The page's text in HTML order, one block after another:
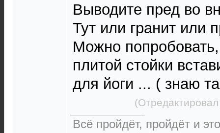
Выводите пред во
Тут или гранит или
Можно
плитой стойки
для йоги ... ( знаю
Всё пройдёт, пройдёт и